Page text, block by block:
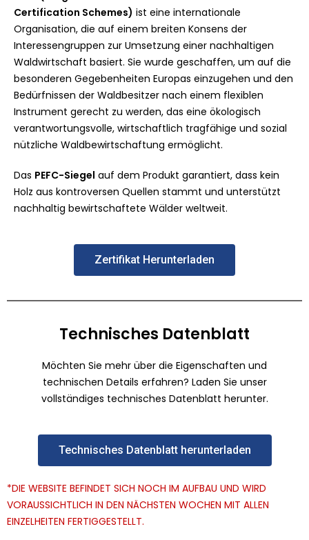
Certification Schemes) ist eine internationale
Organisation, die auf einem breiten Konsens der
Interessengruppen zur Umsetzung einer nachhaltigen
Waldwirtschaft basiert. Sie wurde geschaffen, um auf die
besonderen Gegebenheiten Europas einzugehen und den
Bedürfnissen der Waldbesitzer nach einem flexiblen
Instrument gerecht zu werden, das eine ökologisch
verantwortungsvolle, wirtschaftlich tragfähige und sozial
nützliche Waldbewirtschaftung ermöglicht.
Das PEFC-Siegel auf dem Produkt garantiert, dass kein
Holz aus kontroversen Quellen stammt und unterstützt
nachhaltig bewirtschaftete Wälder weltweit.
Zertifikat Herunterladen
Technisches Datenblatt
Möchten Sie mehr über die Eigenschaften und
technischen Details erfahren? Laden Sie unser
vollständiges technisches Datenblatt herunter.
Technisches Datenblatt herunterladen
*DIE WEBSITE BEFINDET SICH NOCH IM AUFBAU UND WIRD
VORAUSSICHTLICH IN DEN NÄCHSTEN WOCHEN MIT ALLEN
EINZELHEITEN FERTIGGESTELLT.